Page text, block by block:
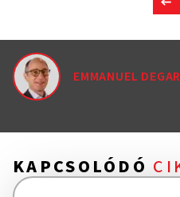
EMMANUEL
KAPCSOLÓDÓ